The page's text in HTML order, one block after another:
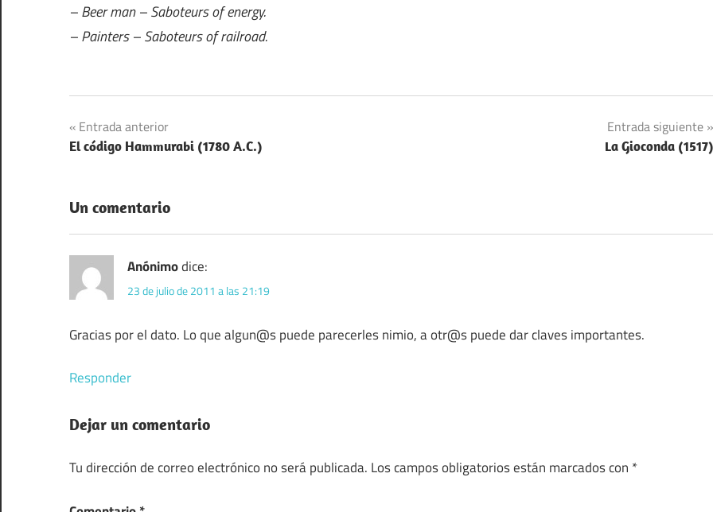
– Beer man – Saboteurs of energy.
– Painters – Saboteurs of railroad.
Navegación
de
Entrada anterior
El código Hammurabi (1780 A.C.)
Entrada siguiente
La Gioconda (1517)
Un comentario
Anónimodice:
23 de julio de 2011 a las 21:19
Gracias por el dato. Lo que algun@s puede parecerles nimio, a otr@s puede dar claves importantes.
Responder
Dejar un comentario
Tu dirección de correo electrónico no será publicada. Los campos obligatorios están marcados con *